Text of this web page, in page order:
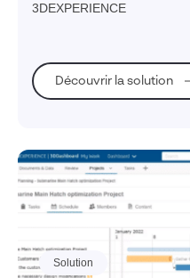
3DEXPERIENCE
Découvrir la solution
Solution